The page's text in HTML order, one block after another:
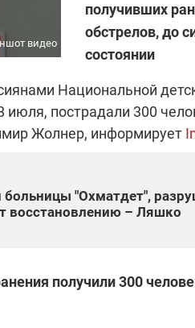
видео
получивших
обстрелов, до
состоянии
Национальной
июля, пострадали 300
Жолнер, информирует
больницы "Охматдет",
восстановлению – Ляшко
получили 300
СВЕТА В УКРАИНЕ
без
в результате
обстрелов
внешние аккумуляторы: в